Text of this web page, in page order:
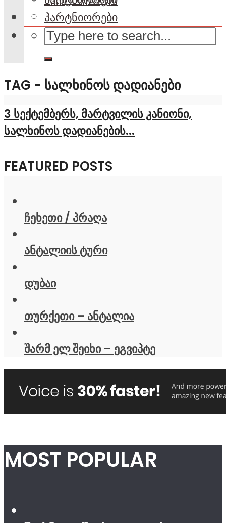
პარტნიორები
TAG - ᲡᲐᲚᲮᲘᲜᲝᲡ ᲓᲐᲓᲘᲐᲜᲔᲑᲘ
3 სექტემბერს, მარტვილის კანიონი,
სალხინოს დადიანების...
FEATURED POSTS
ჩეხეთი / პრაღა
ანტალიის ტური
დუბაი
თურქეთი – ანტალია
შარმ ელ შეიხი – ეგვიპტე
MOST POPULAR